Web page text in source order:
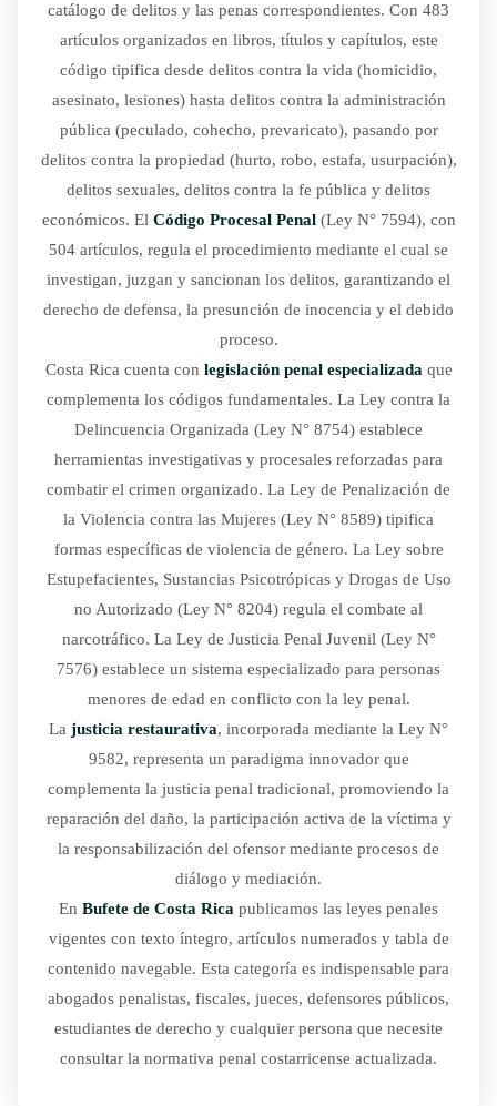
catálogo de delitos y las penas correspondientes. Con 483
artículos organizados en libros, títulos y capítulos, este
código tipifica desde delitos contra la vida (homicidio,
asesinato, lesiones) hasta delitos contra la administración
pública (peculado, cohecho, prevaricato), pasando por
delitos contra la propiedad (hurto, robo, estafa, usurpación),
delitos sexuales, delitos contra la fe pública y delitos
económicos. El Código Procesal Penal(Ley N° 7594), con
504 artículos, regula el procedimiento mediante el cual se
investigan, juzgan y sancionan los delitos, garantizando el
derecho de defensa, la presunción de inocencia y el debido
proceso.
Costa Rica cuenta con legislación penal especializada que
complementa los códigos fundamentales. La Ley contra la
Delincuencia Organizada (Ley N° 8754) establece
herramientas investigativas y procesales reforzadas para
combatir el crimen organizado. La Ley de Penalización de
la Violencia contra las Mujeres (Ley N° 8589) tipifica
formas específicas de violencia de género. La Ley sobre
Estupefacientes, Sustancias Psicotrópicas y Drogas de Uso
no Autorizado (Ley N° 8204) regula el combate al
narcotráfico. La Ley de Justicia Penal Juvenil (Ley N°
7576) establece un sistema especializado para personas
menores de edad en conflicto con la ley penal.
La justicia restaurativa, incorporada mediante la Ley N°
9582, representa un paradigma innovador que
complementa la justicia penal tradicional, promoviendo la
reparación del daño, la participación activa de la víctima y
la responsabilización del ofensor mediante procesos de
diálogo y mediación.
En Bufete de Costa Rica publicamos las leyes penales
vigentes con texto íntegro, artículos numerados y tabla de
contenido navegable. Esta categoría es indispensable para
abogados penalistas, fiscales, jueces, defensores públicos,
estudiantes de derecho y cualquier persona que necesite
consultar la normativa penal costarricense actualizada.